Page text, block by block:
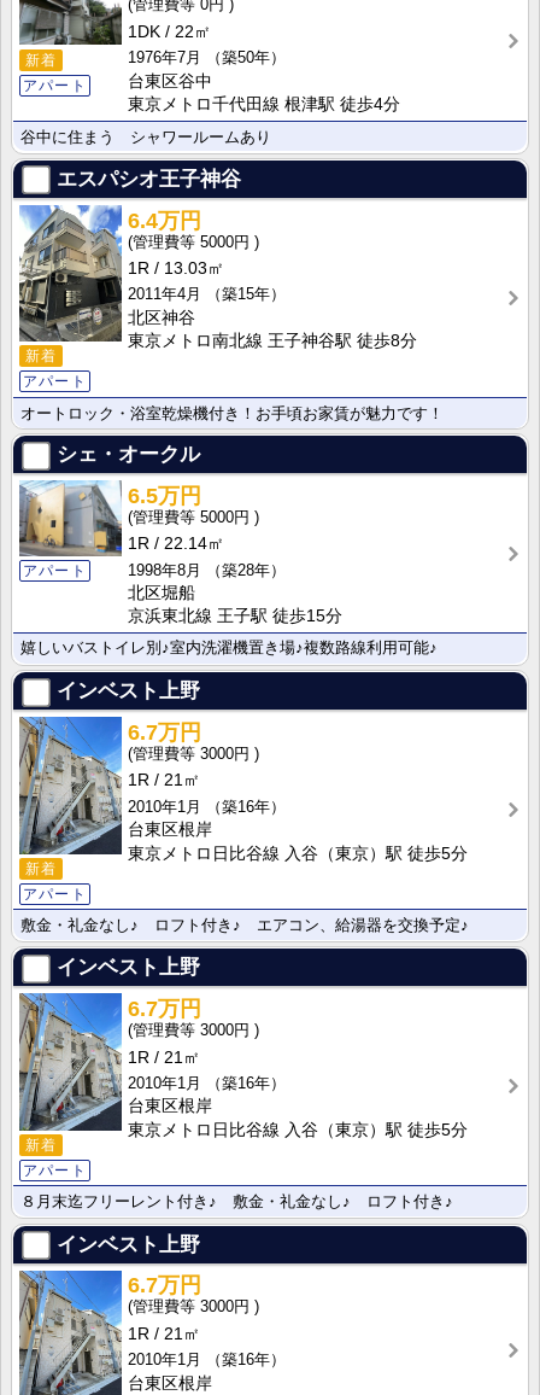
新着
アパート
0円
1DK
22㎡
1976年7月
（築50年）
台東区谷中
東京メトロ千代田線 根津駅 徒歩4分
谷中に住まう シャワールームあり
エスパシオ王子神谷
新着
アパート
6.4万円
5000円
1R
13.03㎡
2011年4月
（築15年）
北区神谷
東京メトロ南北線 王子神谷駅 徒歩8分
オートロック・浴室乾燥機付き！お手頃お家賃が魅力です！
シェ・オークル
アパート
6.5万円
5000円
1R
22.14㎡
1998年8月
（築28年）
北区堀船
京浜東北線 王子駅 徒歩15分
嬉しいバストイレ別♪室内洗濯機置き場♪複数路線利用可能♪
インベスト上野
新着
アパート
6.7万円
3000円
1R
21㎡
2010年1月
（築16年）
台東区根岸
東京メトロ日比谷線 入谷（東京）駅 徒歩5分
敷金・礼金なし♪ ロフト付き♪ エアコン、給湯器を交換予定♪
インベスト上野
新着
アパート
6.7万円
3000円
1R
21㎡
2010年1月
（築16年）
台東区根岸
東京メトロ日比谷線 入谷（東京）駅 徒歩5分
８月末迄フリーレント付き♪ 敷金・礼金なし♪ ロフト付き♪
インベスト上野
6.7万円
3000円
1R
21㎡
2010年1月
（築16年）
台東区根岸